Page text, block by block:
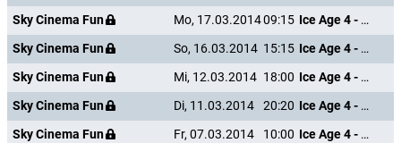
Sky Cinema Fun
Mo, 17.03.201409:15
Ice Age 4 - Voll verschoben
Sky Cinema Fun
So, 16.03.2014 15:15
Ice Age 4 - Voll verschoben
Sky Cinema Fun
Mi, 12.03.2014 18:00
Ice Age 4 - Voll verschoben
Sky Cinema Fun
Di, 11.03.2014 20:20
Ice Age 4 - Voll verschoben
Sky Cinema Fun
Fr, 07.03.2014 10:00
Ice Age 4 - Voll verschoben